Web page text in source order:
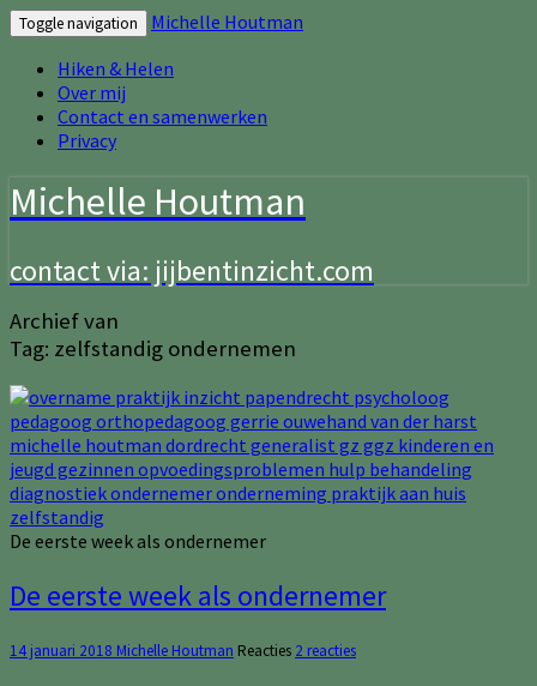
Toggle navigation
Michelle Houtman
Hiken & Helen
Over mij
Contact en samenwerken
Privacy
Michelle Houtman
contact via: jijbentinzicht.com
Archief van
Tag: zelfstandig ondernemen
De eerste week als ondernemer
De eerste week als ondernemer
14 januari 2018 Michelle Houtman Reacties 2 reacties